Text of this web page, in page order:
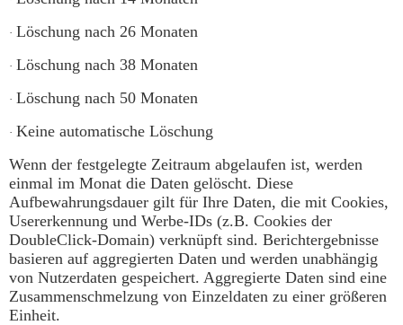
· Löschung nach 26 Monaten
· Löschung nach 38 Monaten
· Löschung nach 50 Monaten
· Keine automatische Löschung
Wenn der festgelegte Zeitraum abgelaufen ist, werden
einmal im Monat die Daten gelöscht. Diese
Aufbewahrungsdauer gilt für Ihre Daten, die mit Cookies,
Usererkennung und Werbe-IDs (z.B. Cookies der
DoubleClick-Domain) verknüpft sind. Berichtergebnisse
basieren auf aggregierten Daten und werden unabhängig
von Nutzerdaten gespeichert. Aggregierte Daten sind eine
Zusammenschmelzung von Einzeldaten zu einer größeren
Einheit.